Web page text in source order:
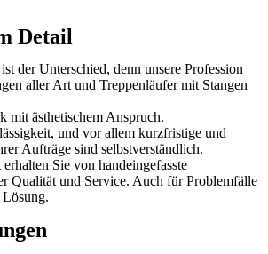
Detail
der Unterschied, denn unsere Profession
aller Art und Treppenläufer mit Stangen
mit ästhetischem Anspruch.
und vor allem kurzfristige und
Aufträge sind selbstverständlich.
Sie von handeingefasste
Qualität und Service. Auch für Problemfälle